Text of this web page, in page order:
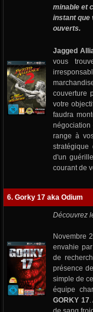
minable et
instant que
ouverts.
Jagged
vous
couverture
votre
faudra
négociation
range à
d'un
courant de
6. Gorky 17 aka Odium
Découvrez
Novembre
envahie
de
présence
simple de
équipe
GORKY 17.